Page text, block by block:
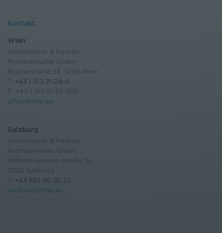
Kontakt
Wien
Niederhuber & Partner
Rechtsanwälte GmbH
Reisnerstraße 53, 1030 Wien
T: +43 1 513 21 24-0
F: +43 1 513 21 24-300
office@nhp.eu
Salzburg
Niederhuber & Partner
Rechtsanwälte GmbH
Wilhelm-Spazier-Straße 2a
5020 Salzburg
T: +43 662 90 92 33
salzburg@nhp.eu